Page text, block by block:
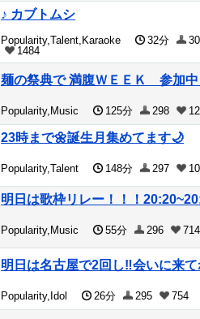
♪ カブトムシ
Popularity,Talent,Karaoke 32分
1484
麺の祭典で 満腹ＷＥＥＫ 参加
Popularity,Music 125分 298
23時まで🌼誕生月集めてます🌙
Popularity,Talent 148分 297
明日は歌枠リレー！！！
Popularity,Music 55分 296 714
明日は名古屋で2回し‼️会いに来
Popularity,Idol 26分 295 754